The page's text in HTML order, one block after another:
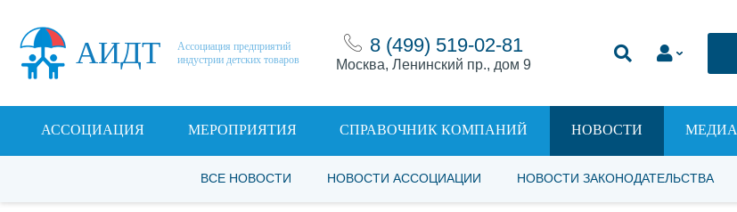
АИДТ
Ассоциация предприятий
индустрии детских товаров
8 (499) 519-02-81
Москва, Ленинский пр., дом 9
АССОЦИАЦИЯ МЕРОПРИЯТИЯ СПРАВОЧНИК КОМПАНИЙ НОВОСТИ МЕДИА
ВСЕ НОВОСТИ НОВОСТИ АССОЦИАЦИИ НОВОСТИ ЗАКОНОДАТЕЛЬСТВА